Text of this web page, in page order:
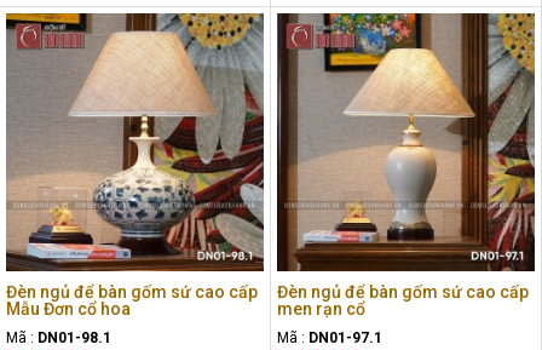
Đèn ngủ để bàn gốm sứ cao cấp
Mẫu Đơn cổ hoa
Mã : DN01-98.1
Đèn ngủ để bàn gốm sứ cao cấp
men rạn cổ
Mã : DN01-97.1